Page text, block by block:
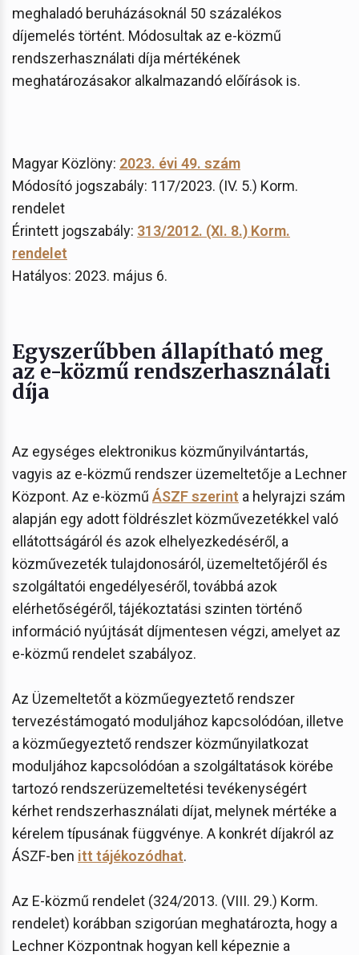
meghaladó beruházásoknál 50 százalékos
díjemelés történt. Módosultak az e-közmű
rendszerhasználati díja mértékének
meghatározásakor alkalmazandó előírások is.
Magyar Közlöny: 2023. évi 49. szám
Módosító jogszabály: 117/2023. (IV. 5.) Korm.
rendelet
Érintett jogszabály: 313/2012. (XI. 8.) Korm.
rendelet
Hatályos: 2023. május 6.
Egyszerűbben állapítható meg
az e-közmű rendszerhasználati
díja
Az egységes elektronikus közműnyilvántartás,
vagyis az e-közmű rendszer üzemeltetője a Lechner
Központ. Az e-közmű ÁSZF szerint a helyrajzi szám
alapján egy adott földrészlet közművezetékkel való
ellátottságáról és azok elhelyezkedéséről, a
közművezeték tulajdonosáról, üzemeltetőjéről és
szolgáltatói engedélyeséről, továbbá azok
elérhetőségéről, tájékoztatási szinten történő
információ nyújtását díjmentesen végzi, amelyet az
e-közmű rendelet szabályoz.
Az Üzemeltetőt a közműegyeztető rendszer
tervezéstámogató moduljához kapcsolódóan, illetve
a közműegyeztető rendszer közműnyilatkozat
moduljához kapcsolódóan a szolgáltatások körébe
tartozó rendszerüzemeltetési tevékenységért
kérhet rendszerhasználati díjat, melynek mértéke a
kérelem típusának függvénye. A konkrét díjakról az
ÁSZF-ben itt tájékozódhat.
Az E-közmű rendelet (324/2013. (VIII. 29.) Korm.
rendelet) korábban szigorúan meghatározta, hogy a
Lechner Központnak hogyan kell képeznie a